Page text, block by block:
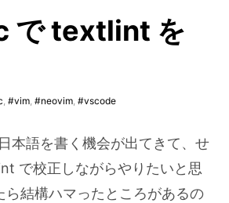
で textlint を
, #vim, #neovim, #vscode
本語を書く機会が出てきて、せ
で校正しながらやりたいと思
ら結構ハマったところがあるの